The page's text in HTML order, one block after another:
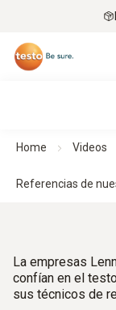
Home Videos
Referencias de
La empresas
confían en el
sus técnicos de